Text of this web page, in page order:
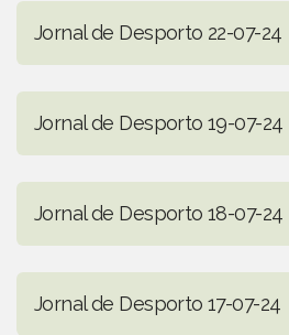
Jornal de Desporto 22-07-24
Jornal de Desporto 19-07-24
Jornal de Desporto 18-07-24
Jornal de Desporto 17-07-24